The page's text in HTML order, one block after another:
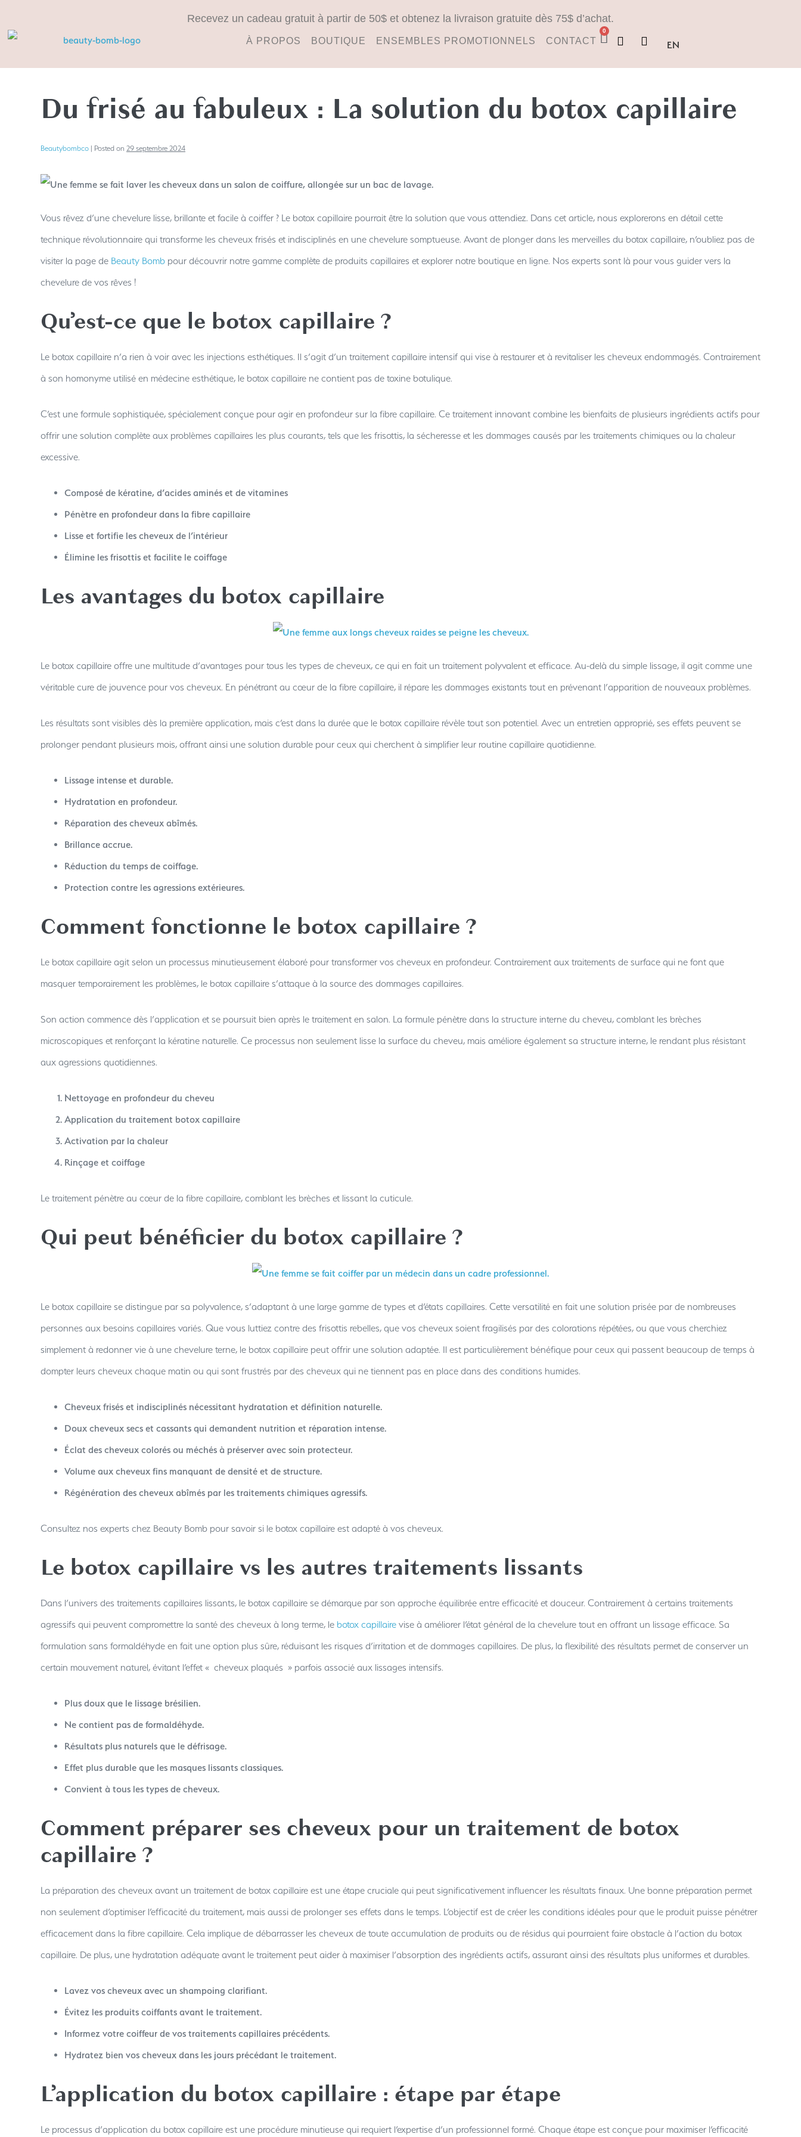
Recevez un cadeau gratuit à partir de 50$ et obtenez la livraison gratuite dès 75$ d’achat.
À PROPOS BOUTIQUE ENSEMBLES PROMOTIONNELS CONTACT
0
EN
Du frisé au fabuleux : La solution du botox capillaire
Beautybombco | Posted on 29 septembre 2024
Vous rêvez d’une chevelure lisse, brillante et facile à coiffer ? Le botox capillaire pourrait être la solution que vous attendiez. Dans cet article, nous explorerons en détail cette
technique révolutionnaire qui transforme les cheveux frisés et indisciplinés en une chevelure somptueuse. Avant de plonger dans les merveilles du botox capillaire, n’oubliez pas de
visiter la page de Beauty Bomb pour découvrir notre gamme complète de produits capillaires et explorer notre boutique en ligne. Nos experts sont là pour vous guider vers la
chevelure de vos rêves !
Qu’est-ce que le botox capillaire ?
Le botox capillaire n’a rien à voir avec les injections esthétiques. Il s’agit d’un traitement capillaire intensif qui vise à restaurer et à revitaliser les cheveux endommagés. Contrairement
à son homonyme utilisé en médecine esthétique, le botox capillaire ne contient pas de toxine botulique.
C’est une formule sophistiquée, spécialement conçue pour agir en profondeur sur la fibre capillaire. Ce traitement innovant combine les bienfaits de plusieurs ingrédients actifs pour
offrir une solution complète aux problèmes capillaires les plus courants, tels que les frisottis, la sécheresse et les dommages causés par les traitements chimiques ou la chaleur
excessive.
Composé de kératine, d’acides aminés et de vitamines
Pénètre en profondeur dans la fibre capillaire
Lisse et fortifie les cheveux de l’intérieur
Élimine les frisottis et facilite le coiffage
Les avantages du botox capillaire
Le botox capillaire offre une multitude d’avantages pour tous les types de cheveux, ce qui en fait un traitement polyvalent et efficace. Au-delà du simple lissage, il agit comme une
véritable cure de jouvence pour vos cheveux. En pénétrant au cœur de la fibre capillaire, il répare les dommages existants tout en prévenant l’apparition de nouveaux problèmes.
Les résultats sont visibles dès la première application, mais c’est dans la durée que le botox capillaire révèle tout son potentiel. Avec un entretien approprié, ses effets peuvent se
prolonger pendant plusieurs mois, offrant ainsi une solution durable pour ceux qui cherchent à simplifier leur routine capillaire quotidienne.
Lissage intense et durable.
Hydratation en profondeur.
Réparation des cheveux abîmés.
Brillance accrue.
Réduction du temps de coiffage.
Protection contre les agressions extérieures.
Comment fonctionne le botox capillaire ?
Le botox capillaire agit selon un processus minutieusement élaboré pour transformer vos cheveux en profondeur. Contrairement aux traitements de surface qui ne font que
masquer temporairement les problèmes, le botox capillaire s’attaque à la source des dommages capillaires.
Son action commence dès l’application et se poursuit bien après le traitement en salon. La formule pénètre dans la structure interne du cheveu, comblant les brèches
microscopiques et renforçant la kératine naturelle. Ce processus non seulement lisse la surface du cheveu, mais améliore également sa structure interne, le rendant plus résistant
aux agressions quotidiennes.
Nettoyage en profondeur du cheveu
Application du traitement botox capillaire
Activation par la chaleur
Rinçage et coiffage
Le traitement pénètre au cœur de la fibre capillaire, comblant les brèches et lissant la cuticule.
Qui peut bénéficier du botox capillaire ?
Le botox capillaire se distingue par sa polyvalence, s’adaptant à une large gamme de types et d’états capillaires. Cette versatilité en fait une solution prisée par de nombreuses
personnes aux besoins capillaires variés. Que vous luttiez contre des frisottis rebelles, que vos cheveux soient fragilisés par des colorations répétées, ou que vous cherchiez
simplement à redonner vie à une chevelure terne, le botox capillaire peut offrir une solution adaptée. Il est particulièrement bénéfique pour ceux qui passent beaucoup de temps à
dompter leurs cheveux chaque matin ou qui sont frustrés par des cheveux qui ne tiennent pas en place dans des conditions humides.
Cheveux frisés et indisciplinés nécessitant hydratation et définition naturelle.
Doux cheveux secs et cassants qui demandent nutrition et réparation intense.
Éclat des cheveux colorés ou méchés à préserver avec soin protecteur.
Volume aux cheveux fins manquant de densité et de structure.
Régénération des cheveux abîmés par les traitements chimiques agressifs.
Consultez nos experts chez Beauty Bomb pour savoir si le botox capillaire est adapté à vos cheveux.
Le botox capillaire vs les autres traitements lissants
Dans l’univers des traitements capillaires lissants, le botox capillaire se démarque par son approche équilibrée entre efficacité et douceur. Contrairement à certains traitements
agressifs qui peuvent compromettre la santé des cheveux à long terme, le botox capillaire vise à améliorer l’état général de la chevelure tout en offrant un lissage efficace. Sa
formulation sans formaldéhyde en fait une option plus sûre, réduisant les risques d’irritation et de dommages capillaires. De plus, la flexibilité des résultats permet de conserver un
certain mouvement naturel, évitant l’effet « cheveux plaqués » parfois associé aux lissages intensifs.
Plus doux que le lissage brésilien.
Ne contient pas de formaldéhyde.
Résultats plus naturels que le défrisage.
Effet plus durable que les masques lissants classiques.
Convient à tous les types de cheveux.
Comment préparer ses cheveux pour un traitement de botox
capillaire ?
La préparation des cheveux avant un traitement de botox capillaire est une étape cruciale qui peut significativement influencer les résultats finaux. Une bonne préparation permet
non seulement d’optimiser l’efficacité du traitement, mais aussi de prolonger ses effets dans le temps. L’objectif est de créer les conditions idéales pour que le produit puisse pénétrer
efficacement dans la fibre capillaire. Cela implique de débarrasser les cheveux de toute accumulation de produits ou de résidus qui pourraient faire obstacle à l’action du botox
capillaire. De plus, une hydratation adéquate avant le traitement peut aider à maximiser l’absorption des ingrédients actifs, assurant ainsi des résultats plus uniformes et durables.
Lavez vos cheveux avec un shampoing clarifiant.
Évitez les produits coiffants avant le traitement.
Informez votre coiffeur de vos traitements capillaires précédents.
Hydratez bien vos cheveux dans les jours précédant le traitement.
L’application du botox capillaire : étape par étape
Le processus d’application du botox capillaire est une procédure minutieuse qui requiert l’expertise d’un professionnel formé. Chaque étape est conçue pour maximiser l’efficacité